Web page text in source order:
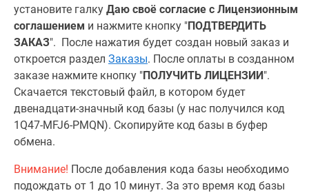
установите галку Даю своё согласие с Лицензионным
соглашением и нажмите кнопку "ПОДТВЕРДИТЬ
ЗАКАЗ". После нажатия будет создан новый заказ и
откроется раздел Заказы. После оплаты в созданном
заказе нажмите кнопку "ПОЛУЧИТЬ ЛИЦЕНЗИИ".
Скачается текстовый файл, в котором будет
двенадцати-значный код базы (у нас получился код
1Q47-MFJ6-PMQN). Скопируйте код базы в буфер
обмена.
Внимание! После добавления кода базы необходимо
подождать от 1 до 10 минут. За это время код базы